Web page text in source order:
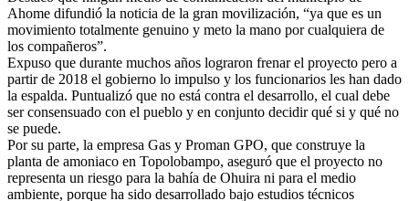
Ahome difundió la noticia de la gran movilización, “ya que es un
movimiento totalmente genuino y meto la mano por cualquiera de
los compañeros”.
Expuso que durante muchos años lograron frenar el proyecto pero a
partir de 2018 el gobierno lo impulso y los funcionarios les han dado
la espalda. Puntualizó que no está contra el desarrollo, el cual debe
ser consensuado con el pueblo y en conjunto decidir qué si y qué no
se puede.
Por su parte, la empresa Gas y Proman GPO, que construye la
planta de amoniaco en Topolobampo, aseguró que el proyecto no
representa un riesgo para la bahía de Ohuira ni para el medio
ambiente, porque ha sido desarrollado bajo estudios técnicos